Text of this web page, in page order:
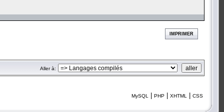
IMPRIMER
Aller à:
MySQL PHP XHTML CSS